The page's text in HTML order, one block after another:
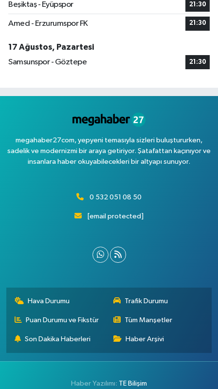
Beşiktaş - Eyüpspor 21:30
Amed - Erzurumspor FK 21:30
17 Ağustos, Pazartesi
Samsunspor - Göztepe
21:30
megahaber27com, yepyeni temasıyla sizleri buluştururken,
sadelik ve modernizmi bir araya getiriyor. Şatafattan kaçınıyor ve
insanlara haber okuyabilecekleri bir altyapı sunuyor.
0 532 051 08 50
[email protected]
Hava Durumu Trafik Durumu
Puan Durumu ve Fikstür Tüm Manşetler
Son Dakika Haberleri Haber Arşivi
Haber Yazılımı: TE Bilişim